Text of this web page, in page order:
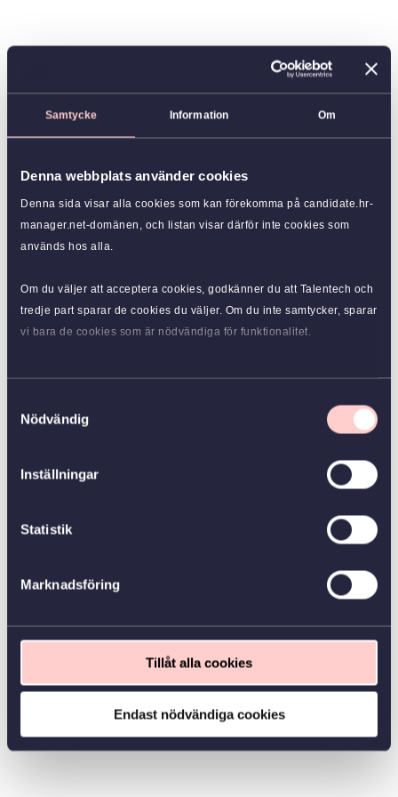
Samtycke Information Om
Denna webbplats använder cookies
Denna sida visar alla cookies som kan förekomma på candidate.hr-
manager.net-domänen, och listan visar därför inte cookies som
används hos alla.
Om du väljer att acceptera cookies, godkänner du att Talentech och
tredje part sparar de cookies du väljer. Om du inte samtycker, sparar
vi bara de cookies som är nödvändiga för funktionalitet.
Nödvändig
Inställningar
Statistik
Marknadsföring
Tillåt alla cookies
Endast nödvändiga cookies